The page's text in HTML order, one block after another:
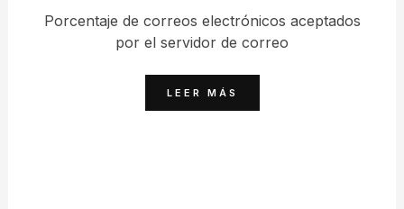
Porcentaje de correos electrónicos aceptados
por el servidor de correo
LEER MÁS